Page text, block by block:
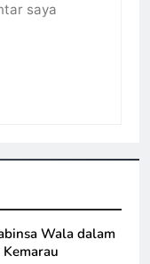
saya
Wala dalam